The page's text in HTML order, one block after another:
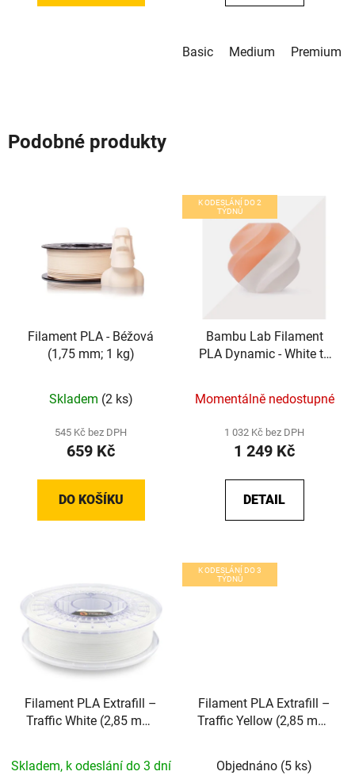
Basic Medium Premium
Podobné produkty
Filament PLA - Béžová
(1,75 mm; 1 kg)
Skladem (2 ks)
545 Kč bez DPH
659 Kč
DO KOŠÍKU
K ODESLÁNÍ DO 2
TÝDNŮ
Bambu Lab Filament
PLA Dynamic - White to
Momentálně nedostupné
1 032 Kč bez DPH
1 249 Kč
DETAIL
Filament PLA Extrafill –
Traffic White (2,85 mm;
Skladem, k odeslání do 3 dní
K ODESLÁNÍ DO 3
TÝDNŮ
Filament PLA Extrafill –
Traffic Yellow (2,85 mm;
Objednáno (5 ks)